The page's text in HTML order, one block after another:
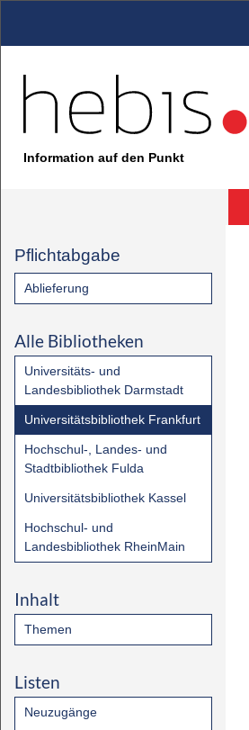
Information auf den Punkt
Pflichtabgabe
Ablieferung
Alle Bibliotheken
Universitäts- und
Landesbibliothek Darmstadt
Universitätsbibliothek Frankfurt
Hochschul-, Landes- und
Stadtbibliothek Fulda
Universitätsbibliothek Kassel
Hochschul- und
Landesbibliothek RheinMain
Inhalt
Themen
Listen
Neuzugänge